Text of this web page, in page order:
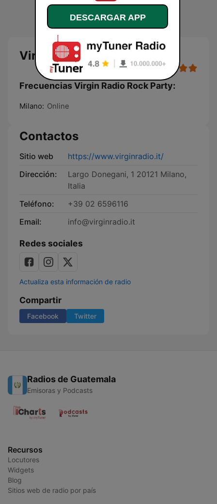
Virgin Radio Rock Party
Frecuencias Virgin Radio Rock Party:
Milano: Online
Contactos
Sitio web
https://www.virginradio.it/
Dirección:
Largo Donegani, 1 20121 Milano,
Italia
Teléfono:
+39 02 6596116
Email:
info@virginradio.it
Redes sociales
Actualiza esta información de radio
Compartir
Facebook Twitter
Radios de Guatemala
Emisoras y Podcasts
Recursos
Locutores
Widgets
Blog
Sitios web de radio por país
DESCARGAR APP